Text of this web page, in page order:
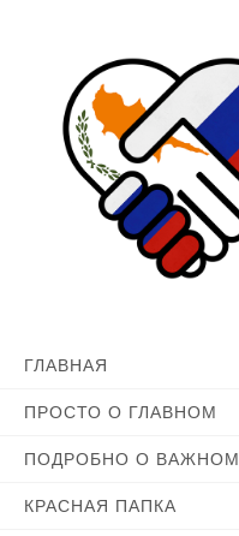
ГЛАВНАЯ
ПРОСТО О ГЛАВНОМ
ПОДРОБНО О ВАЖНОМ
КРАСНАЯ ПАПКА